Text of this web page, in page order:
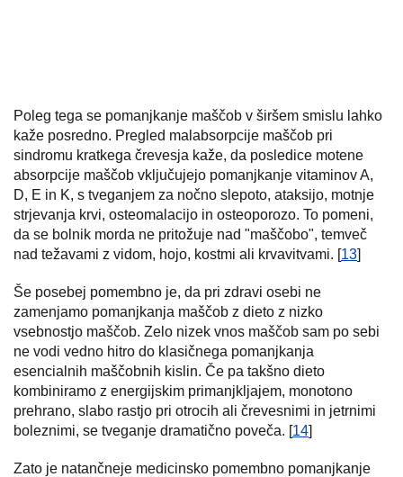
Poleg tega se pomanjkanje maščob v širšem smislu lahko
kaže posredno. Pregled malabsorpcije maščob pri
sindromu kratkega črevesja kaže, da posledice motene
absorpcije maščob vključujejo pomanjkanje vitaminov A,
D, E in K, s tveganjem za nočno slepoto, ataksijo, motnje
strjevanja krvi, osteomalacijo in osteoporozo. To pomeni,
da se bolnik morda ne pritožuje nad "maščobo", temveč
nad težavami z vidom, hojo, kostmi ali krvavitvami. [13]
Še posebej pomembno je, da pri zdravi osebi ne
zamenjamo pomanjkanja maščob z dieto z nizko
vsebnostjo maščob. Zelo nizek vnos maščob sam po sebi
ne vodi vedno hitro do klasičnega pomanjkanja
esencialnih maščobnih kislin. Če pa takšno dieto
kombiniramo z energijskim primanjkljajem, monotono
prehrano, slabo rastjo pri otrocih ali črevesnimi in jetrnimi
boleznimi, se tveganje dramatično poveča. [14]
Zato je natančneje medicinsko pomembno pomanjkanje